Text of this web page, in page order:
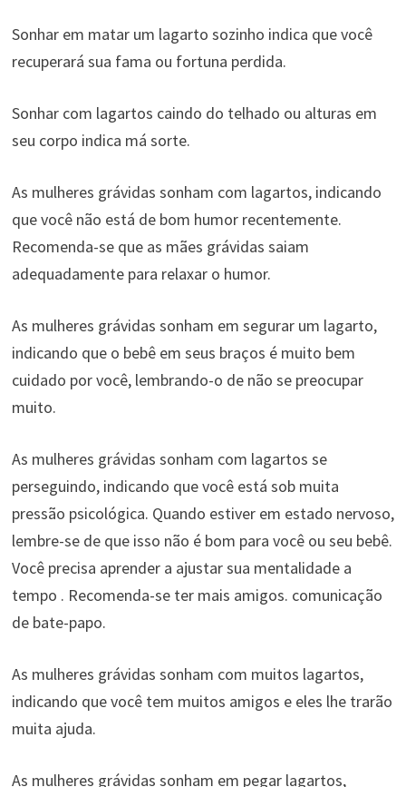
Sonhar em matar um lagarto sozinho indica que você
recuperará sua fama ou fortuna perdida.
Sonhar com lagartos caindo do telhado ou alturas em
seu corpo indica má sorte.
As mulheres grávidas sonham com lagartos, indicando
que você não está de bom humor recentemente.
Recomenda-se que as mães grávidas saiam
adequadamente para relaxar o humor.
As mulheres grávidas sonham em segurar um lagarto,
indicando que o bebê em seus braços é muito bem
cuidado por você, lembrando-o de não se preocupar
muito.
As mulheres grávidas sonham com lagartos se
perseguindo, indicando que você está sob muita
pressão psicológica. Quando estiver em estado nervoso,
lembre-se de que isso não é bom para você ou seu bebê.
Você precisa aprender a ajustar sua mentalidade a
tempo . Recomenda-se ter mais amigos. comunicação
de bate-papo.
As mulheres grávidas sonham com muitos lagartos,
indicando que você tem muitos amigos e eles lhe trarão
muita ajuda.
As mulheres grávidas sonham em pegar lagartos,